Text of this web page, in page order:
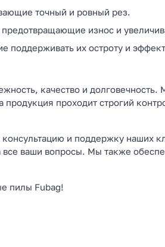
точный и ровный рез.
износ и
их остроту и
качество и
проходит строгий
и поддержку наших
ваши вопросы. Мы также
пилы Fubag!